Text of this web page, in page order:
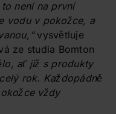
není na první
vodu v pokožce, a
vysvětluje
ze studia Bomton
ať již s produkty
rok. Každopádně
vždy